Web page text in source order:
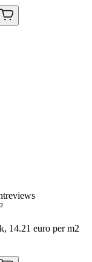
14.21 euro per m2